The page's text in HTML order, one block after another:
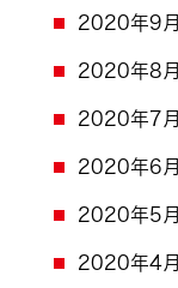
2020年9月
2020年8月
2020年7月
2020年6月
2020年5月
2020年4月